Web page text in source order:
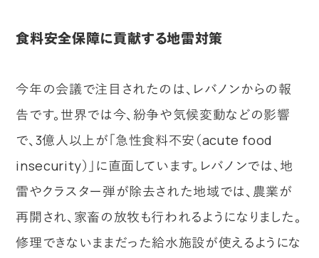
食料安全保障に貢献する地雷対策
今年の会議で注目されたのは、レバノンからの報
告です。世界では今、紛争や気候変動などの影響
で、3億人以上が「急性食料不安（acute food
insecurity）」に直面しています。レバノンでは、地
雷やクラスター弾が除去された地域では、農業が
再開され、家畜の放牧も行われるようになりました。
修理できないままだった給水施設が使えるようにな